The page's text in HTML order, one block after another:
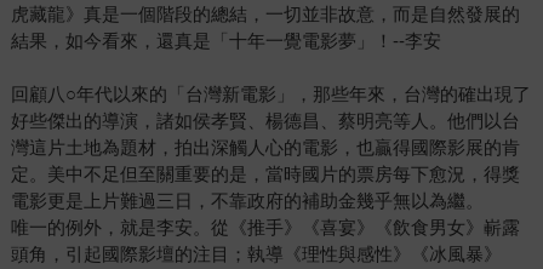
虎藏龍》真是一個階段的總結，一切並非故意，而是自然發展的
結果，如今看來，還真是「十年一覺電影夢」！--李安
回顧八○年代以來的「台灣新電影」，那些年來，台灣的確出現了
好些傑出的導演，諸如侯孝賢、楊德昌、蔡明亮等人。他們以台
灣這片土地為題材，拍出深觸人心的電影，也贏得國際影展的肯
定。美中不足但至關重要的是，當時國片的票房每下愈況，得獎
電影更是上片難過三日，不靠政府的補助金幾乎無以為繼。
唯一的例外，就是李安。從《推手》《喜宴》《飲食男女》嶄露
頭角，引起國際影壇的注目；執導《理性與感性》《冰風暴》